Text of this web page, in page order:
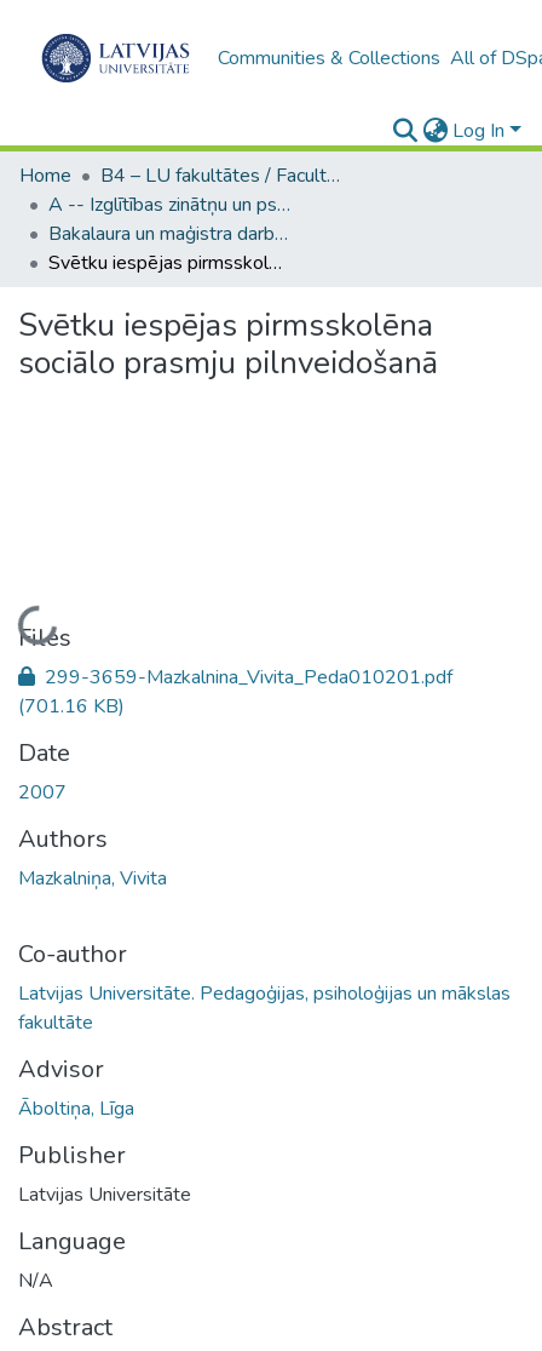
Communities & Collections All of
Log In
Home
B4 – LU fakultātes / Faculties of the UL
A -- Izglītības zinātņu un psiholoģijas fakultāte / Faculty of Education Sciences and Psychology
Bakalaura un maģistra darbi (PPMF) / Bachelor's and Master's theses
Svētku iespējas pirmsskolēna sociālo prasmju pilnveidošanā
Svētku iespējas pirmsskolēna
sociālo prasmju pilnveidošanā
Loading...
Files
299-3659-Mazkalnina_Vivita_Peda010201.pdf
(701.16 KB)
Date
2007
Authors
Mazkalniņa, Vivita
Co-author
Latvijas Universitāte. Pedagoģijas, psiholoģijas un mākslas
fakultāte
Advisor
Āboltiņa, Līga
Publisher
Latvijas Universitāte
Language
N/A
Abstract